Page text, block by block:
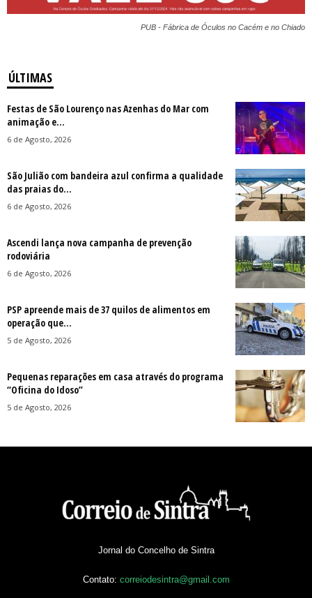
PUB - Fábrica de Óculos no Cacém e no Chiado
ÚLTIMAS
Festas de São Lourenço nas Azenhas do Mar com
animação e...
6 de Agosto, 2026
São Julião com bandeira azul confirma a qualidade
das praias do...
6 de Agosto, 2026
Ascendi lança nova campanha de prevenção
rodoviária
6 de Agosto, 2026
PSP apreende mais de 37 quilos de alimentos em
operação que...
5 de Agosto, 2026
Pequenas reparações em casa através do programa
“Oficina do Idoso”
5 de Agosto, 2026
Jornal do Concelho de Sintra
Contato: correiodesintra@gmail.com